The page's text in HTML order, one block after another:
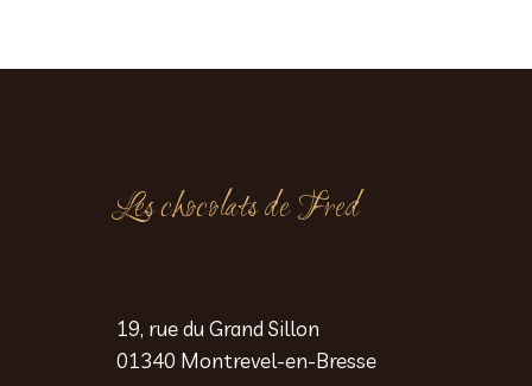
Les chocolats de Fred
19, rue du Grand Sillon
01340 Montrevel-en-Bresse